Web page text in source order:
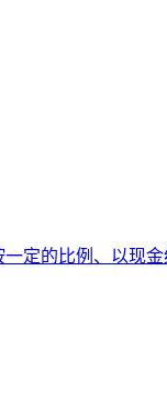
定的比例、以现